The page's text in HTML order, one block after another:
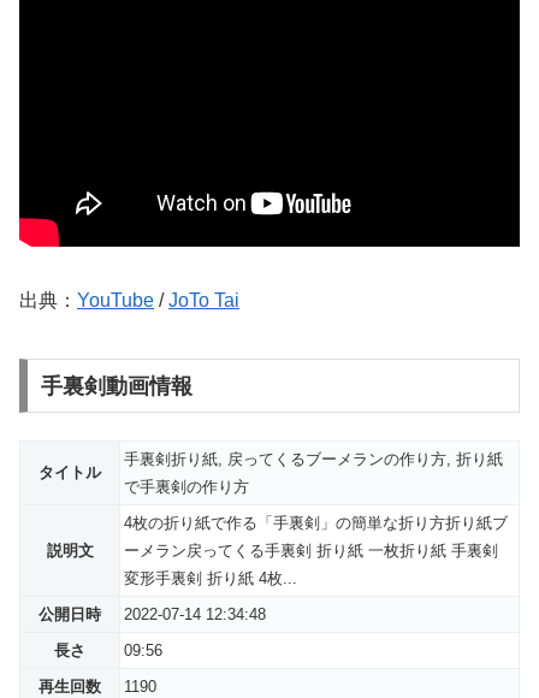
出典： YouTube /JoTo Tai
手裏剣動画情報
タイトル
手裏剣折り紙, 戻ってくるブーメランの作り方, 折り紙
で手裏剣の作り方
説明文
4枚の折り紙で作る「手裏剣」の簡単な折り方折り紙ブ
ーメラン戻ってくる手裏剣 折り紙 一枚折り紙 手裏剣
変形手裏剣 折り紙 4枚...
公開日時
2022-07-14 12:34:48
長さ
09:56
再生回数
1190